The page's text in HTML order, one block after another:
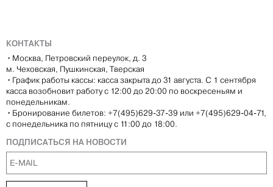
КОНТАКТЫ
• Москва, Петровский переулок, д. 3
м. Чеховская, Пушкинская, Тверская
• График работы кассы: касса закрыта до 31 августа. С 1 сентября
касса возобновит работу с 12:00 до 20:00 по воскресеньям и
понедельникам.
• Бронирование билетов: +7(495)629-37-39 или +7(495)629-04-71,
с понедельника по пятницу с 11:00 до 18:00.
ПОДПИСАТЬСЯ НА НОВОСТИ